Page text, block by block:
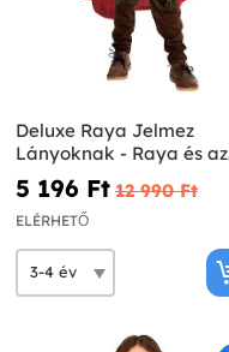
Deluxe Raya Jelmez
Lányoknak - Raya és az
utolsó sárkány
5 196 Ft‎ 12 990 Ft‎
ELÉRHETŐ